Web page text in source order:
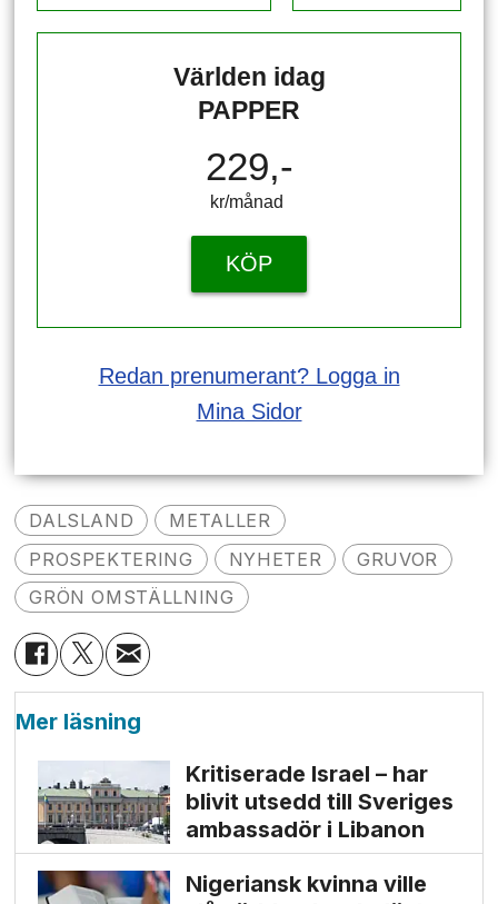
Världen idag
PAPPER
229,-
kr/månad ​​​​​​
KÖP
Redan prenumerant? Logga in
Mina Sidor
DALSLAND
METALLER
PROSPEKTERING
NYHETER
GRUVOR
GRÖN OMSTÄLLNING
Mer läsning
Kritiserade Israel – har
blivit utsedd till Sveriges
ambassadör i Libanon
Nigeriansk kvinna ville